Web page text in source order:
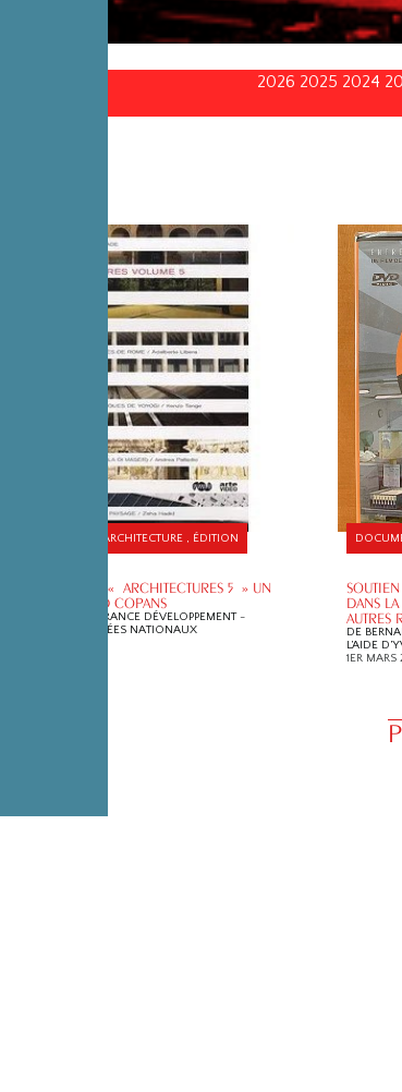
2026 2025 2024
DOCUMENTAIRE , ARCHITECTURE , ÉDITION
SOUTIEN AU FILM « ARCHITECTURES 5 » UN
FILM DE RICHARD COPANS
PRODUIT PAR ARTE FRANCE DÉVELOPPEMENT -
RÉUNIONS DES MUSÉES NATIONAUX
DANS
AUTRES
DE
L’AIDE
1ER